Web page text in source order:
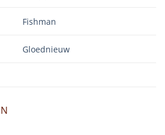
Fishman
Gloednieuw